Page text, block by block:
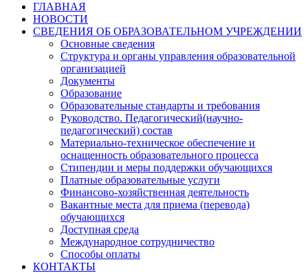
ГЛАВНАЯ
НОВОСТИ
СВЕДЕНИЯ ОБ ОБРАЗОВАТЕЛЬНОМ УЧРЕЖДЕНИИ
Основные сведения
Структура и органы управления образовательной
организацией
Документы
Образование
Образовательные стандарты и требования
Руководство. Педагогический(научно-
педагогический) состав
Материально-техническое обеспечение и
оснащенность образовательного процесса
Стипендии и меры поддержки обучающихся
Платные образовательные услуги
Финансово-хозяйственная деятельность
Вакантные места для приема (перевода)
обучающихся
Доступная среда
Международное сотрудничество
Способы оплаты
КОНТАКТЫ